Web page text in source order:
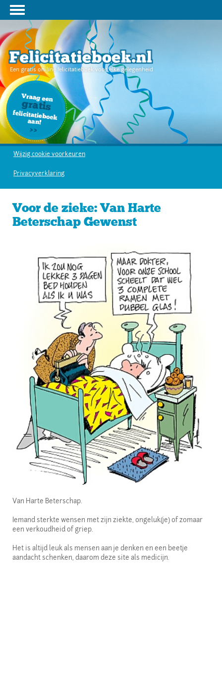
Een gratis on-line felicitatieboek voor elke gelegenheid
Wijzig cookie voorkeuren
Privacyverklaring
Voor de zieke: Van Harte
Beterschap Gewenst
Van Harte Beterschap.
Iemand sterkte wensen met zijn ziekte, ongeluk(je) of zomaar
een verkoudheid of griep.
Het is altijd leuk als mensen aan je denken en een beetje
aandacht schenken, daarom deze site als medicijn.